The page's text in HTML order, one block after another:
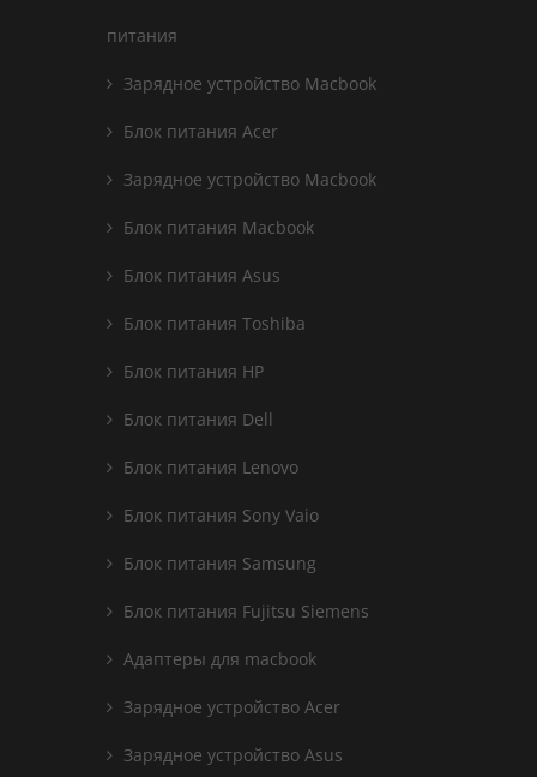
питания
Зарядное устройство Macbook
Блок питания Acer
Зарядное устройство Macbook
Блок питания Macbook
Блок питания Asus
Блок питания Toshiba
Блок питания HP
Блок питания Dell
Блок питания Lenovo
Блок питания Sony Vaio
Блок питания Samsung
Блок питания Fujitsu Siemens
Адаптеры для macbook
Зарядное устройство Acer
Зарядное устройство Asus